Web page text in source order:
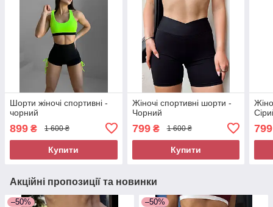
Шорти жіночі спортивні -
чорний
899 ₴ 1 600 ₴
Купити
Жіночі спортивні шорти -
Чорний
799₴ 1 600 ₴
Купити
799
Акційні пропозиції та новинки
–50% –50%